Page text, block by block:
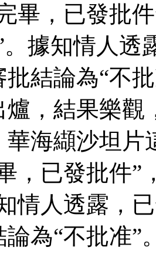
畢，已發批
。據知情人透
批結論為“不
爐，結果樂觀
華海纈沙坦片
，已發批件”
情人透露，
為“不批准”